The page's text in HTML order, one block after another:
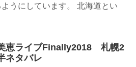
うにしています。 北海道とい
恵ライブFinally2018 札幌2
ネタバレ